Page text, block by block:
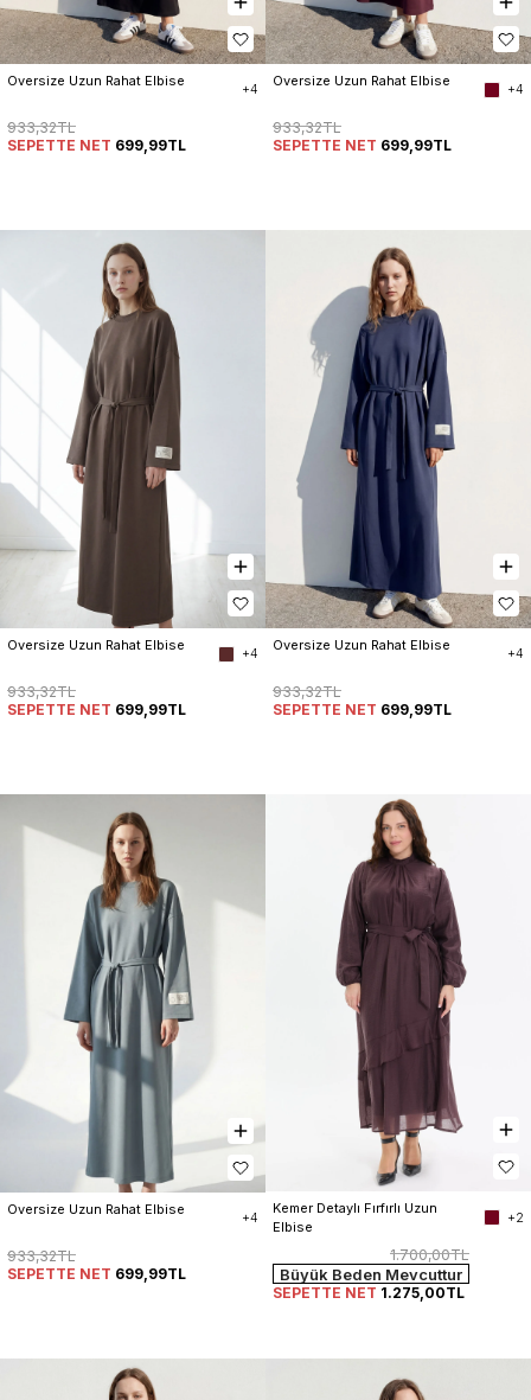
Oversize Uzun Rahat Elbise
+4
933,32TL
SEPETTE NET 699,99TL
Oversize Uzun Rahat Elbise
+4
933,32TL
SEPETTE NET 699,99TL
Oversize Uzun Rahat Elbise
+4
933,32TL
SEPETTE NET 699,99TL
Oversize Uzun Rahat Elbise
+4
933,32TL
SEPETTE NET 699,99TL
Oversize Uzun Rahat Elbise
+4
933,32TL
SEPETTE NET 699,99TL
Kemer Detaylı Fırfırlı Uzun
Elbise
+2
1.700,00TL
Büyük Beden Mevcuttur
SEPETTE NET 1.275,00TL